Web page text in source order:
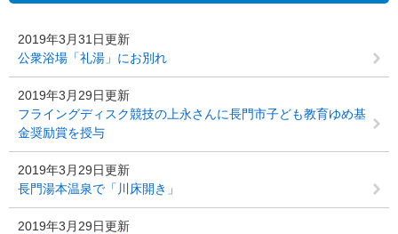
2019年3月31日更新
公衆浴場「礼湯」にお別れ
2019年3月29日更新
フライングディスク競技の上永さんに長門市子ども教育ゆめ基
金奨励賞を授与
2019年3月29日更新
長門湯本温泉で「川床開き」
2019年3月29日更新